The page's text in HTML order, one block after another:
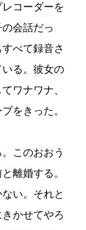
コーダーを
会話だっ
べて録音さ
る。彼女の
ワナワナ、
をきった。
このおおう
離婚する。
い。それと
かせてやろ